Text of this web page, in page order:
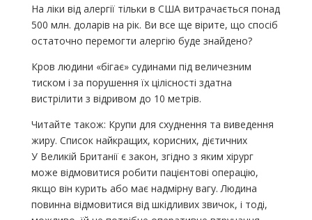
На ліки від алергії тільки в США витрачається понад
500 млн. доларів на рік. Ви все ще вірите, що спосіб
остаточно перемогти алергію буде знайдено?
Кров людини «бігає» судинами під величезним
тиском і за порушення їх цілісності здатна
вистрілити з відривом до 10 метрів.
Читайте також: Крупи для схуднення та виведення
жиру. Список найкращих, корисних, дієтичних
У Великій Британії є закон, згідно з яким хірург
може відмовитися робити пацієнтові операцію,
якщо він курить або має надмірну вагу. Людина
повинна відмовитися від шкідливих звичок, і тоді,